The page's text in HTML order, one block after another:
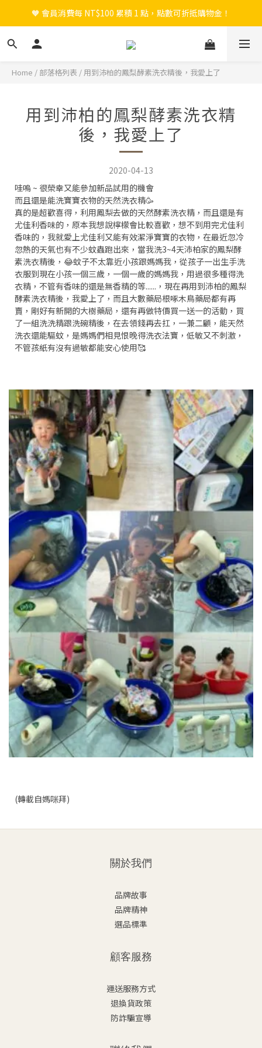
🎉 新會員註冊立即送 $200 購物金＋首購免運！
🧡 會員消費每 NT$100 累積 1 點，點數可折抵購物金！
🎉 新會員註冊立即送 $200 購物金＋首購免運！
Home / 部落格列表 / 用到沛柏的鳳梨酵素洗衣精後，我愛上了
用到沛柏的鳳梨酵素洗衣精
後，我愛上了
2020-04-13
哇嗚 ~ 很榮幸又能參加新品試用的機會
而且還是能洗寶寶衣物的天然洗衣精🥳
真的是超歡喜得，利用鳳梨去做的天然酵素洗衣精，而且還是有
尤佳利香味的，原本我想說檸檬會比較喜歡，想不到用完尤佳利
香味的，我就愛上尤佳利又能有效潔淨寶寶的衣物，在最近忽冷
忽熱的天氣也有不少蚊蟲跑出來，當我洗3~4天沛柏家的鳳梨酵
素洗衣精後，😂蚊子不太靠近小孩跟媽媽我，從孩子一出生手洗
衣服到現在小孩一個三歲，一個一歲的媽媽我，用過很多種得洗
衣精，不管有香味的還是無香精的等......，現在再用到沛柏的鳳梨
酵素洗衣精後，我愛上了，而且大數藥局根啄木鳥藥局都有再
賣，剛好有新開的大樹藥局，還有再做特價買一送一的活動，買
了一組洗洗精跟洗碗精後，在去領錢再去扛，一兼二顧，能天然
洗衣還能驅蚊，是媽媽們相見恨晚得洗衣法寶，低敏又不刺激，
不管孩紙有沒有過敏都能安心使用🥰
(轉載自媽咪拜)
關於我們
品牌故事
品牌精神
選品標準
顧客服務
運送服務方式
退換貨政策
防詐騙宣導